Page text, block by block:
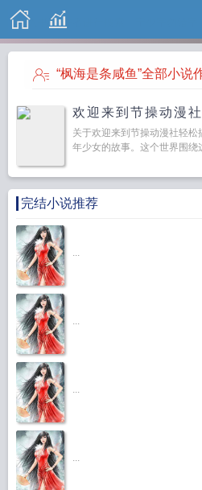
“枫海是条咸鱼”全部小说
欢迎来到节操动漫社
关于欢迎来到节操动漫社轻
年少女的故事。这个世界围绕
完结小说推荐
...
...
...
...